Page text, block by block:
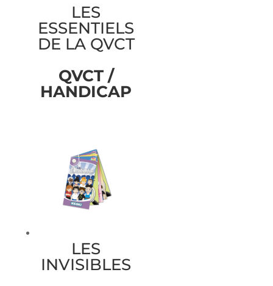
LES
ESSENTIELS
DE LA QVCT
QVCT /
HANDICAP
LES
INVISIBLES